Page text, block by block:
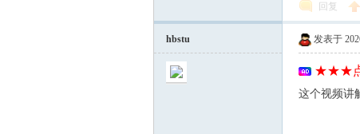
回复
hbstu 发表于
★★★点
这个视频讲